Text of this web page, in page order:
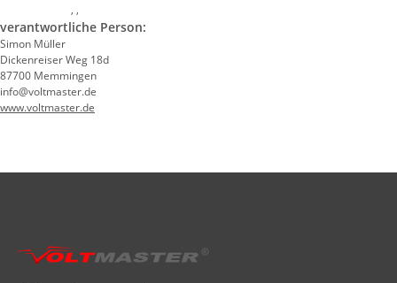
, ,
verantwortliche Person:
Simon Müller
Dickenreiser Weg 18d
87700 Memmingen
info@voltmaster.de
www.voltmaster.de